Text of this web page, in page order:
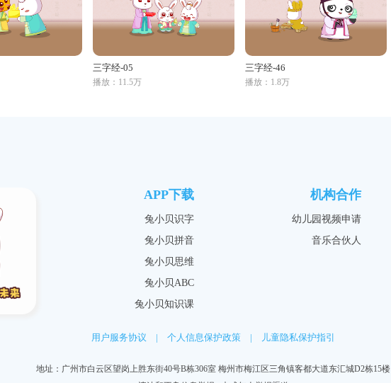
三字经-05
播放：11.5万
三字经-46
播放：1.8万
APP下载
兔小贝识字
兔小贝拼音
兔小贝思维
兔小贝ABC
兔小贝知识课
机构合作
幼儿园视频申请
音乐合伙人
用户服务协议 | 个人信息保护政策 | 儿童隐私保护指引
地址：广州市白云区望岗上胜东街40号B栋306室 梅州市梅江区三角镇客都大道东汇城D2栋15楼